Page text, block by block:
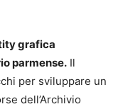
grafica
parmense. Il
per sviluppare un
dell’Archivio